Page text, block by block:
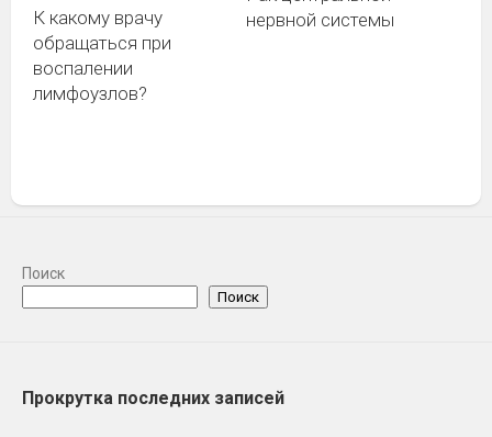
К какому врачу
обращаться при
воспалении
лимфоузлов?
нервной системы
Поиск
Поиск
Прокрутка последних записей